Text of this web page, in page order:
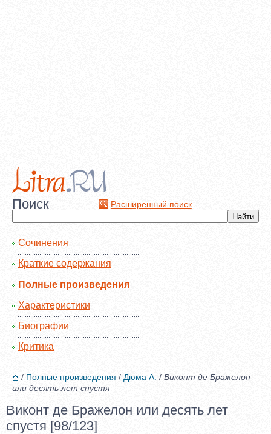
Поиск Расширенный поиск
Сочинения
Краткие содержания
Полные произведения
Характеристики
Биографии
Критика
/ Полные произведения / Дюма А. / Виконт де Бражелон
или десять лет спустя
Виконт де Бражелон или десять лет
спустя [98/123]